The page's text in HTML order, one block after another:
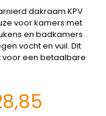
dakraam KPV
voor kamers met
en badkamers
vocht en vuil. Dit
een betaalbare